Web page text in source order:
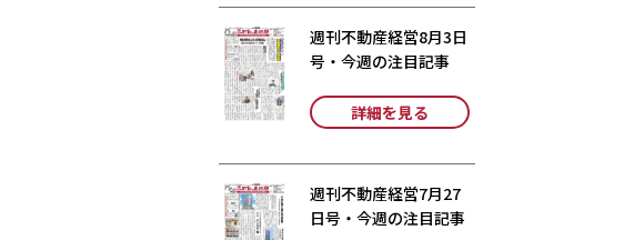
週刊不動産経営8月3日
号・今週の注目記事
詳細を見る
週刊不動産経営7月27
日号・今週の注目記事